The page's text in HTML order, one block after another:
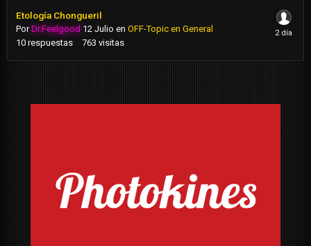
Etología Chongueril
PorDr.Feelgood 12 Julio en OFF-Topic en General
10 respuestas 763 visitas